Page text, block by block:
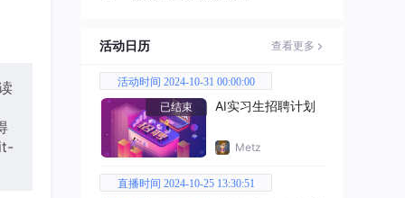
活动日历 查看更多
活动时间 2024-10-31 00:00:00
已结束
AI实习生招聘计划
Metz
直播时间 2024-10-25 13:30:51